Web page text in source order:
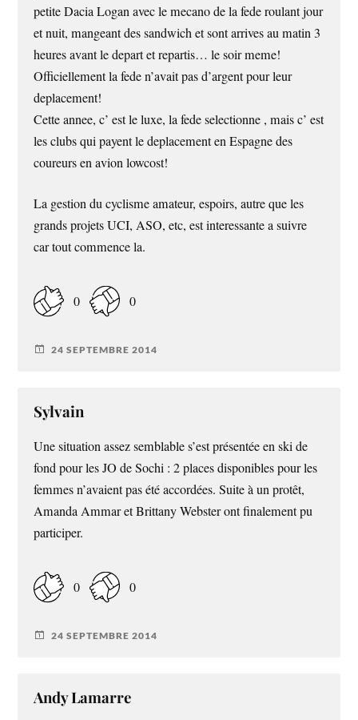
petite Dacia Logan avec le mecano de la fede roulant jour
et nuit, mangeant des sandwich et sont arrives au matin 3
heures avant le depart et repartis… le soir meme!
Officiellement la fede n’avait pas d’argent pour leur
deplacement!
Cette annee, c’ est le luxe, la fede selectionne , mais c’ est
les clubs qui payent le deplacement en Espagne des
coureurs en avion lowcost!
La gestion du cyclisme amateur, espoirs, autre que les
grands projets UCI, ASO, etc, est interessante a suivre
car tout commence la.
0 0
24 SEPTEMBRE 2014
Sylvain
Une situation assez semblable s’est présentée en ski de
fond pour les JO de Sochi : 2 places disponibles pour les
femmes n’avaient pas été accordées. Suite à un protêt,
Amanda Ammar et Brittany Webster ont finalement pu
participer.
0 0
24 SEPTEMBRE 2014
Andy Lamarre